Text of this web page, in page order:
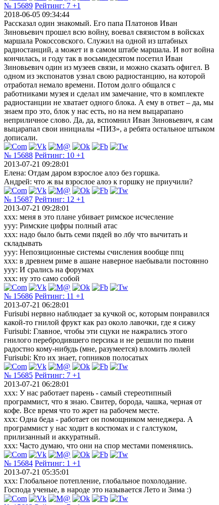
№ 15689 Рейтинг: 7 +1
2018-06-05 09:34:44
Рассказал один знакомый. Его папа Платонов Иван
Зиновьевич прошел всю войну, воевал связистом в войсках
маршала Рокоссовского. Служил на одной из штабных
радиостанций, а может и в самом штабе маршала. И вот война
кончилась, и году так в восьмидесятом посетил Иван
Зиновьевич один из музеев связи, и можно сказать офигел. В
одном из экспонатов узнал свою радиостанцию, на которой
отработал немало времени. Потом долго общался с
работниками музея и сделал им замечание, что в комплекте
радиостанции не хватает одного блока. А ему в ответ – да, мы
знаем про это, блок у нас есть, но на нем выцарапано
неприличное слово. Да, да, вспомнил Иван Зиновьевич, я сам
выцарапал свои инициалы «ПИЗ», а ребята остальное штыком
дописали.
№ 15688 Рейтинг: 10 +1
2013-07-21 09:28:01
Елена: Отдам даром взрослое алоэ без горшка.
Андрей: что ж вы взрослое алоэ к горшку не приучили?
№ 15687 Рейтинг: 12 +1
2013-07-21 09:28:01
xxx: меня в это плане убивает римское исчесление
yyy: Римские цифры полный атас
xxx: надо было быть семи пядей во лбу что вычитать и
складывать
yyy: Непозиционные системы счисления вообще ппц
xxx: в древнем риме в ашане наверное наебывали постоянно
yyy: И срались на форумах
xxx: ну это само собой
№ 15686 Рейтинг: 11 +1
2013-07-21 06:28:01
Furisubi нервно наблюдает за кучкой ос, которым понравился
какой-то гнилой фрукт как раз около лавочки, где я сижу
Furisubi: Главное, чтобы эти сцуки не нажрались этого
гнилого перебродившего персика и не решили по пьяни
радостно кому-нибудь (мне, разумеется) вломить люлей
Furisubi: Кто их знает, гопников полосатых
№ 15685 Рейтинг: 7 +1
2013-07-21 06:28:01
xxx: У нас работает парень - самый стереотипный
программист, что я знаю. Свитер, борода, чашка, черная от
кофе. Все время что то жрет на рабочем месте.
xxx: Одна беда - работает он помощником менеджера. А
программист у нас ходит в костюмах и с галстуком,
прилизанный и аккуратный.
xxx: Часто думаю, что они на спор местами поменялись.
№ 15684 Рейтинг: 1 +1
2013-07-21 05:35:01
ххх: Глобальное потепление, глобальное похолодание.
Господа ученые, в народе это называется Лето и Зима :)